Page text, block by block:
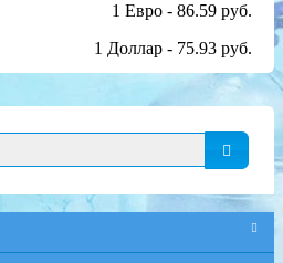
1 Евро - 86.59 руб.
1 Доллар - 75.93 руб.